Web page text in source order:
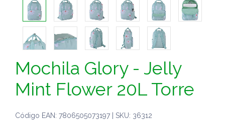
Mochila Glory - Jelly
Mint Flower 20L Torre
Código EAN: 7806505073197 | SKU: 36312